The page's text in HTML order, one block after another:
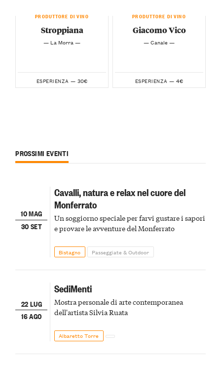
PRODUTTORE DI VINO
Stroppiana
— La Morra —
ESPERIENZA — 30€
PRODUTTORE DI VINO
Giacomo Vico
— Canale —
ESPERIENZA — 4€
PROSSIMI EVENTI
10 MAG
30 SET
Cavalli, natura e relax nel cuore del
Monferrato
Un soggiorno speciale per farvi gustare i sapori
e provare le avventure del Monferrato
Bistagno Passeggiate & Outdoor
22 LUG
16 AGO
SediMenti
Mostra personale di arte contemporanea
dell'artista Silvia Ruata
Albaretto Torre